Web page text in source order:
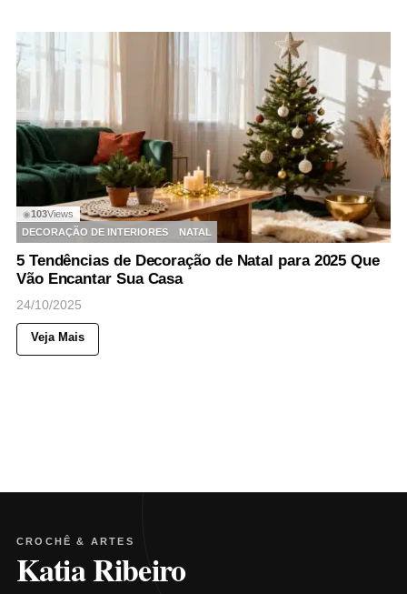
◉103Views
DECORAÇÃO DE INTERIORES
NATAL
5 Tendências de Decoração de Natal para 2025 Que
Vão Encantar Sua Casa
24/10/2025
Veja Mais
CROCHÊ & ARTES
Katia Ribeiro